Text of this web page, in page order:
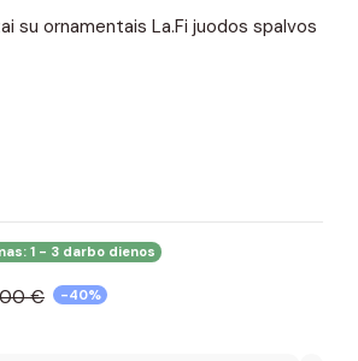
su ornamentais La.Fi juodos spalvos
1 - 3 darbo dienos
€ -40%